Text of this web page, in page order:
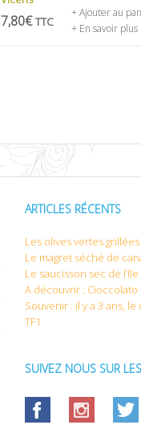
7,80€ TTC
+ Ajouter au
+ En savoir plus
ARTICLES RÉCENTS
Les olives vertes
Le magret séché de
Le saucisson sec de
A découvrir :
Souvenir : il y a 3 ans,
TF1
SUIVEZ NOUS SUR